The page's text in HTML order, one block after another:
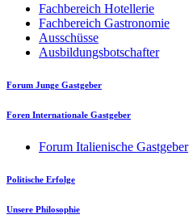
Fachbereich Hotellerie
Fachbereich Gastronomie
Ausschüsse
Ausbildungsbotschafter
Forum Junge Gastgeber
Foren Internationale Gastgeber
Forum Italienische Gastgeber
Politische Erfolge
Unsere Philosophie